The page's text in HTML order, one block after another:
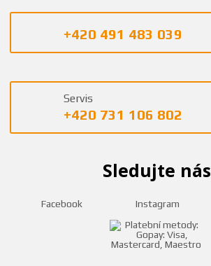
+420 491 483 039
Servis
+420 731 106 802
Sledujte nás
Facebook Instagram